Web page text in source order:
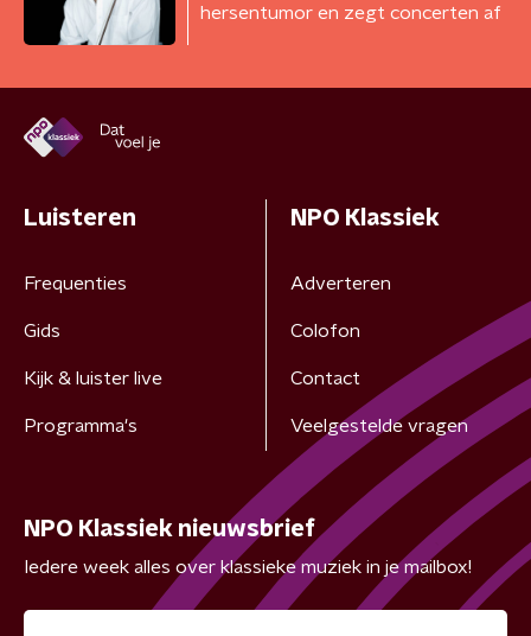
hersentumor en zegt concerten af
Luisteren
Frequenties
Gids
Kijk & luister live
Programma's
NPO Klassiek
Adverteren
Colofon
Contact
Veelgestelde vragen
NPO Klassiek nieuwsbrief
Iedere week alles over klassieke muziek in je mailbox!